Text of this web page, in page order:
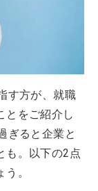
す方が、就職
とをご紹介し
ぎると企業と
も。以下の2点
。